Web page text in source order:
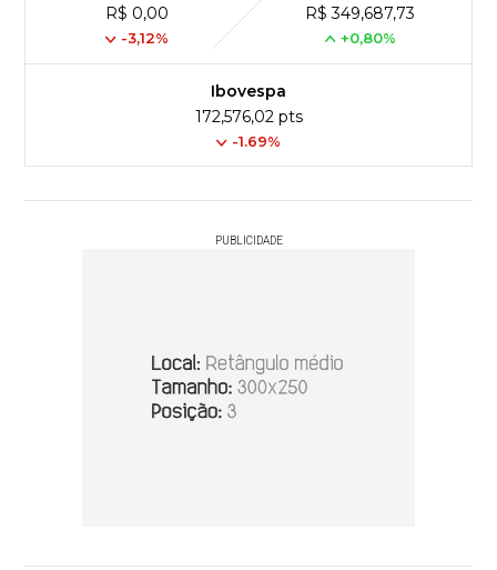
R$ 0,00
-3,12%
R$ 349,687,73
+0,80%
Ibovespa
172,576,02 pts
-1.69%
PUBLICIDADE